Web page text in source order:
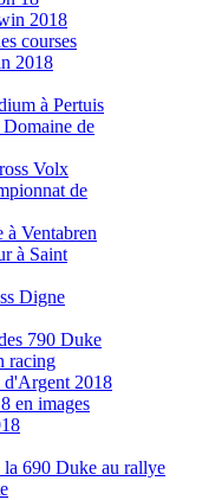
2018
courses
2018
à Pertuis
de
Volx
de
à Ventabren
à Saint
Digne
790 Duke
racing
2018
en images
690 Duke au rallye